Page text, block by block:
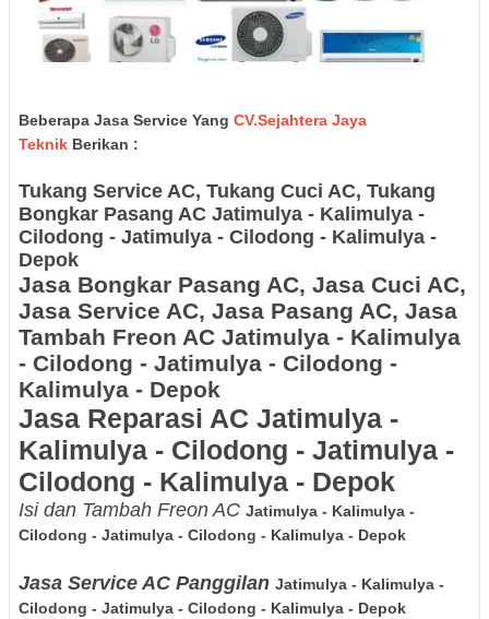
Beberapa Jasa Service Yang CV.Sejahtera Jaya
Teknik Berikan :
Tukang Service AC, Tukang Cuci AC, Tukang
Bongkar Pasang AC Jatimulya - Kalimulya -
Cilodong - Jatimulya - Cilodong - Kalimulya -
Depok
Jasa Bongkar Pasang AC, Jasa Cuci AC,
Jasa Service AC, Jasa Pasang AC, Jasa
Tambah Freon AC Jatimulya - Kalimulya
- Cilodong - Jatimulya - Cilodong -
Kalimulya - Depok
Jasa Reparasi AC Jatimulya -
Kalimulya - Cilodong - Jatimulya -
Cilodong - Kalimulya - Depok
Isi dan Tambah Freon AC Jatimulya - Kalimulya -
Cilodong - Jatimulya - Cilodong - Kalimulya - Depok
Jasa Service AC Panggilan Jatimulya - Kalimulya -
Cilodong - Jatimulya - Cilodong - Kalimulya - Depok